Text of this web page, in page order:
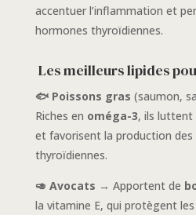
accentuer l’inflammation et
hormones thyroïdiennes.
Les meilleurs lipides
🐟 Poissons gras (saumon,
Riches en oméga-3, ils luttent
et favorisent la production des
thyroïdiennes.
🥑 Avocats → Apportent de
la vitamine E, qui protègent les